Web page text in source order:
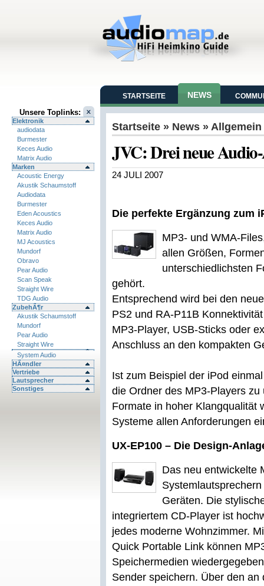
Unsere Toplinks:
Elektronik
audiodata
Burmester
Keces Audio
Matrix Audio
Marken
Acoustic Energy
Akustik Schaumstoff
Audiodata
Burmester
Eden Acoustics
Keces Audio
Matrix Audio
MJ Acoustics
Mundorf
Obravo
Pear Audio
Scan Speak
Straight Wire
TDG Audio
ZubehÃ¶r
Akustik Schaumstoff
Mundorf
Pear Audio
Straight Wire
System Audio
HÃ¤ndler
Vertriebe
Lautsprecher
Sonstiges
STARTSEITE NEWS
Startseite » News » Allgemein
JVC: Drei neue
24 JULI 2007
Die perfekte Ergänzung zum
MP3- und WMA-
allen Größen,
unterschiedlichsten
gehört.
Entsprechend wird bei den
PS2 und RA-P11B
MP3-Player, USB-Sticks oder
Anschluss an den kompakten
Ist zum Beispiel der iPod
die Ordner des MP3-Players
Formate in hoher Klangqualität
Systeme allen Anforderungen
UX-EP100 – Die Design-
Das neu entwickelte
Geräten. Die
integriertem CD-Player ist
jedes moderne Wohnzimmer.
Quick Portable Link können
Speichermedien
Sender speichern. Über den